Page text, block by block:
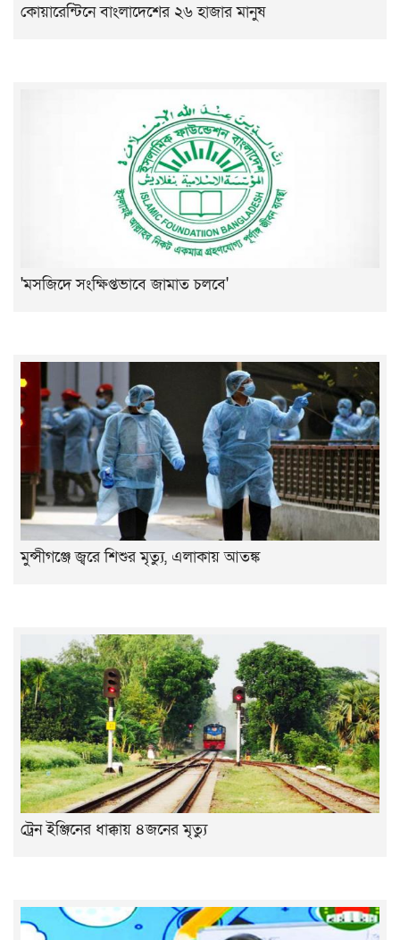
কোয়ারেন্টিনে বাংলাদেশের ২৬ হাজার মানুষ
'‌মসজিদে সংক্ষিপ্তভাবে জামাত চলবে'
মুন্সীগঞ্জে জ্বরে শিশুর মৃত্যু, এলাকায় আতঙ্ক
ট্রেন ইঞ্জিনের ধাক্কায় ৪জনের মৃত্যু